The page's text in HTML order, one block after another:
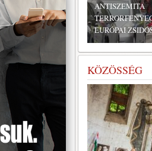
ANTISZEMITA
EURÓPAI
KÖZÖSSÉG